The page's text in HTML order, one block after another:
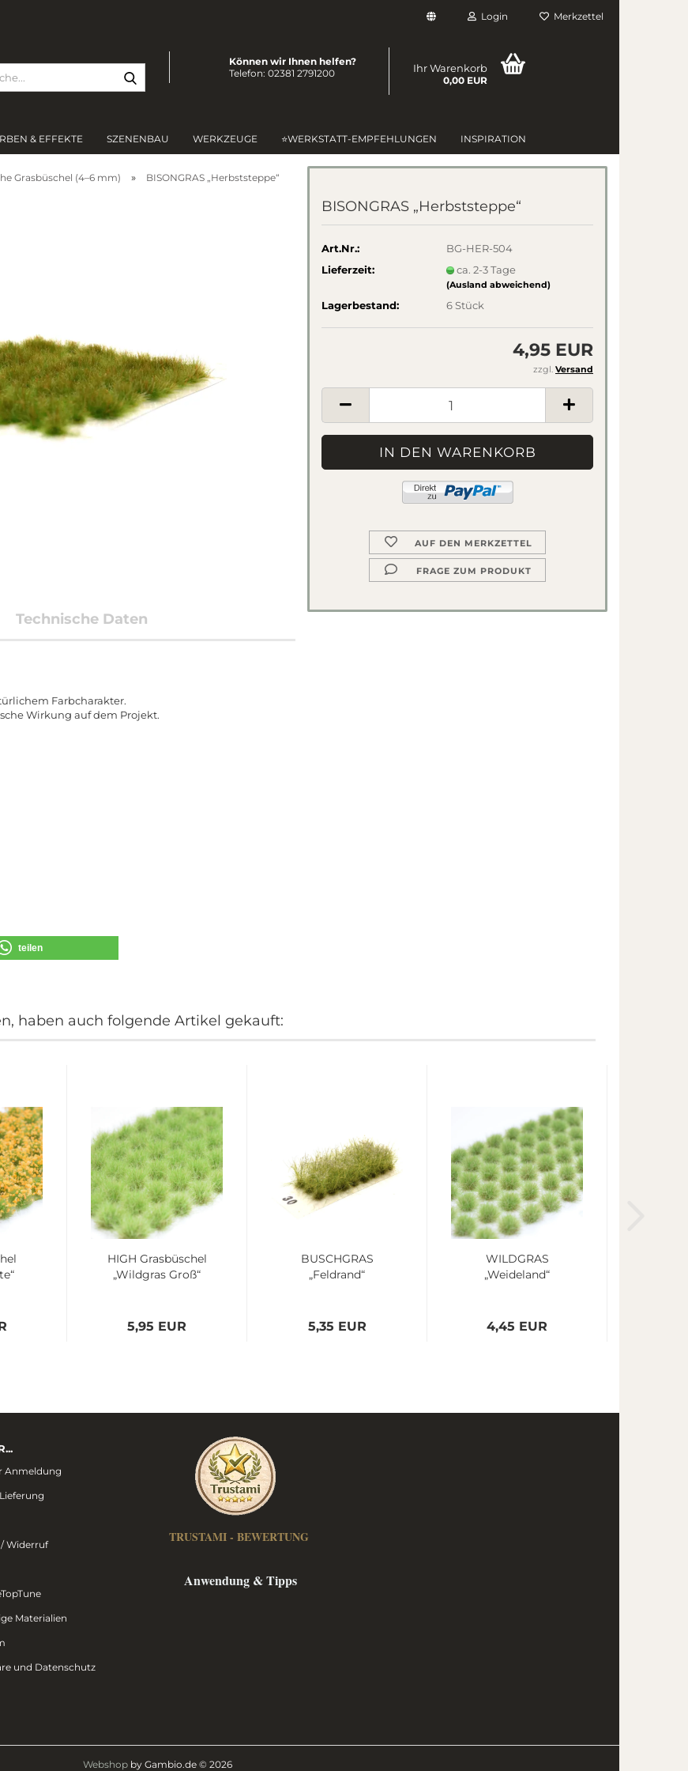
Login Merkzettel
Können wir Ihnen helfen?
Telefon: 02381 2791200
Ihr Warenkorb
0,00 EUR
& EFFEKTE SZENENBAU WERKZEUGE ⭐WERKSTATT-EMPFEHLUNGEN INSPIRATION
Grasbüschel (4–6 mm) » BISONGRAS „Herbststeppe“
BISONGRAS „Herbststeppe“
Art.Nr.:
BG-HER-504
Lieferzeit:
ca. 2-3 Tage
(Ausland abweichend)
Lagerbestand: 6Stück
4,95 EUR
zzgl. Versand
AUF DEN MERKZETTEL
FRAGE ZUM PRODUKT
Technische Daten
Farbcharakter.
Wirkung auf dem Projekt.
teilen
haben auch folgende Artikel gekauft:
HIGH Grasbüschel
„Wildgras Groß“
5,95 EUR
BUSCHGRAS
„Feldrand“
5,35 EUR
WILDGRAS
„Weideland“
4,45 EUR
Anmeldung
Widerruf
Materialien
und Datenschutz
TRUSTAMI - BEWERTUNG
Anwendung & Tipps
Webshopby Gambio.de © 2026